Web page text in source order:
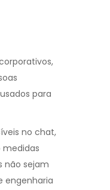
para
no chat,
não sejam
engenharia